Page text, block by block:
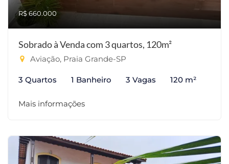
R$ 660.000
Sobrado à Venda com 3 quartos, 120m²
Aviação, Praia Grande-SP
3 Quartos 1 Banheiro 3 Vagas 120 m²
Mais informações